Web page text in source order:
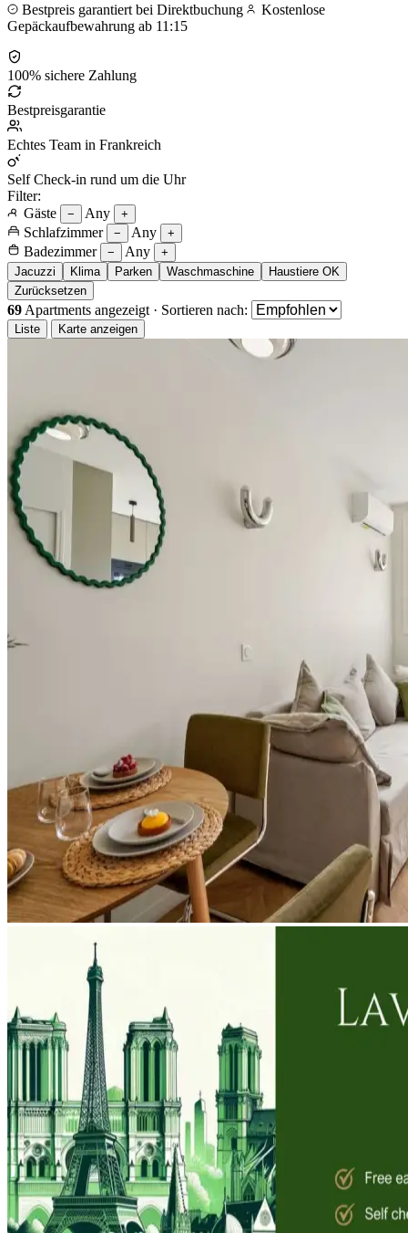
Bestpreis garantiert bei Direktbuchung
Kostenlose
Gepäckaufbewahrung ab 11:15
100% sichere Zahlung
Bestpreisgarantie
Echtes Team in Frankreich
Self Check-in rund um die Uhr
Filter:
Gäste
− Any +
Schlafzimmer − Any +
Badezimmer − Any
+
Jacuzzi
Klima Parken Waschmaschine
Haustiere OK
Zurücksetzen
69 Apartments angezeigt · Sortieren nach:
Liste Karte anzeigen